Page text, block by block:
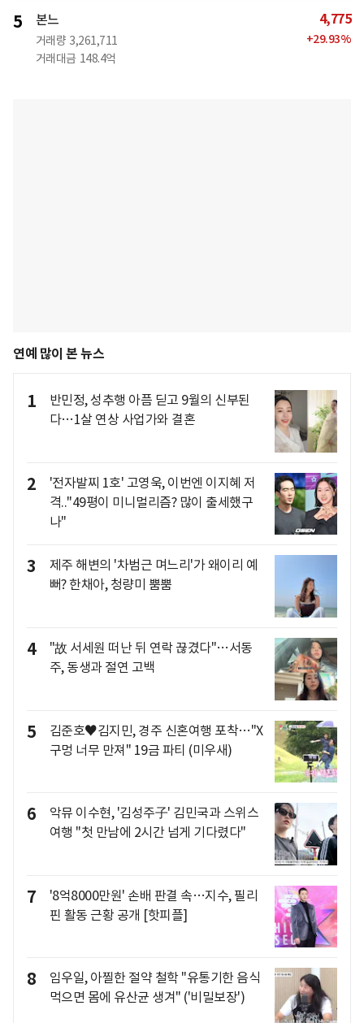
5 본느
거래량 3,261,711
거래대금 148.4억
4,775
+29.93%
연예 많이 본 뉴스
1
반민정, 성추행 아픔 딛고 9월의 신부된
다…1살 연상 사업가와 결혼
2
'전자발찌 1호' 고영욱, 이번엔 이지혜 저
격.."49평이 미니멀리즘? 많이 출세했구
나"
3
제주 해변의 '차범근 며느리'가 왜이리 예
뻐? 한채아, 청량미 뿜뿜
4
"故 서세원 떠난 뒤 연락 끊겼다"…서동
주, 동생과 절연 고백
5
김준호♥김지민, 경주 신혼여행 포착…"X
구멍 너무 만져" 19금 파티 (미우새)
6
악뮤 이수현, '김성주子' 김민국과 스위스
여행 "첫 만남에 2시간 넘게 기다렸다"
7
'8억8000만원' 손배 판결 속…지수, 필리
핀 활동 근황 공개 [핫피플]
8
임우일, 아찔한 절약 철학 "유통기한 음식
먹으면 몸에 유산균 생겨" ('비밀보장')